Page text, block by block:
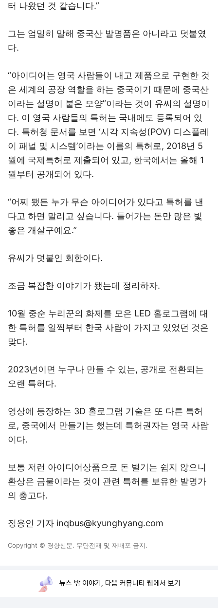
터 나왔던 것 같습니다.”
그는 엄밀히 말해 중국산 발명품은 아니라고 덧붙였
다.
“아이디어는 영국 사람들이 내고 제품으로 구현한 것
은 세계의 공장 역할을 하는 중국이기 때문에 중국산
이라는 설명이 붙은 모양”이라는 것이 유씨의 설명이
다. 이 영국 사람들의 특허는 국내에도 등록되어 있
다. 특허청 문서를 보면 ‘시각 지속성(POV) 디스플레
이 패널 및 시스템’이라는 이름의 특허로, 2018년 5
월에 국제특허로 제출되어 있고, 한국에서는 올해 1
월부터 공개되어 있다.
“어찌 됐든 누가 무슨 아이디어가 있다고 특허를 낸
다고 하면 말리고 싶습니다. 들어가는 돈만 많은 빛
좋은 개살구예요.”
유씨가 덧붙인 회한이다.
조금 복잡한 이야기가 됐는데 정리하자.
10월 중순 누리꾼의 화제를 모은 LED 홀로그램에 대
한 특허를 일찍부터 한국 사람이 가지고 있었던 것은
맞다.
2023년이면 누구나 만들 수 있는, 공개로 전환되는
오랜 특허다.
영상에 등장하는 3D 홀로그램 기술은 또 다른 특허
로, 중국에서 만들기는 했는데 특허권자는 영국 사람
이다.
보통 저런 아이디어상품으로 돈 벌기는 쉽지 않으니
환상은 금물이라는 것이 관련 특허를 보유한 발명가
의 충고다.
정용인 기자 inqbus@kyunghyang.com
Copyright © 경향신문. 무단전재 및 재배포 금지.
뉴스 밖 이야기, 다음 커뮤니티 웹에서 보기